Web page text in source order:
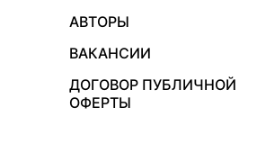
АВТОРЫ
ВАКАНСИИ
ДОГОВОР ПУБЛИЧНОЙ
ОФЕРТЫ